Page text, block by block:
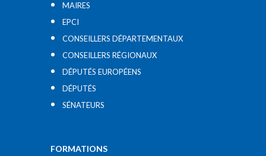
MAIRES
EPCI
CONSEILLERS DÉPARTEMENTAUX
CONSEILLERS RÉGIONAUX
DÉPUTÉS EUROPÉENS
DÉPUTÉS
SÉNATEURS
FORMATIONS